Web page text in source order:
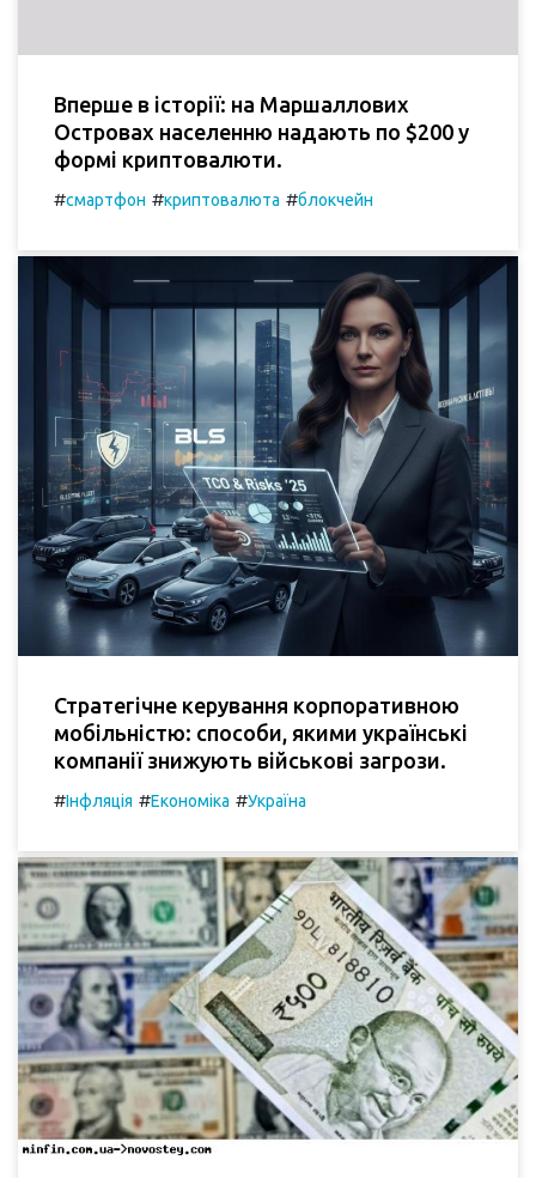
Вперше в історії: на Маршаллових
Островах населенню надають по $200 у
формі криптовалюти.
#смартфон #криптовалюта #блокчейн
Стратегічне керування корпоративною
мобільністю: способи, якими українські
компанії знижують військові загрози.
#Інфляція #Економіка #Україна